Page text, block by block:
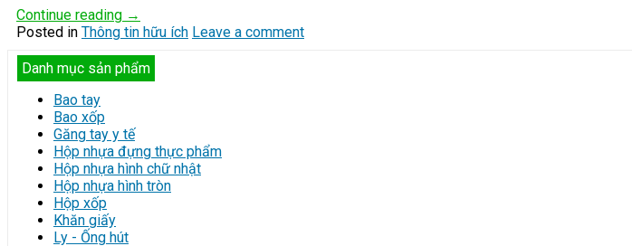
Continue reading →
Posted in Thông tin hữu ích Leave a comment
Danh mục sản phẩm
Bao tay
Bao xốp
Găng tay y tế
Hộp nhựa đựng thực phẩm
Hộp nhựa hình chữ nhật
Hộp nhựa hình tròn
Hộp xốp
Khăn giấy
Ly - Ống hút